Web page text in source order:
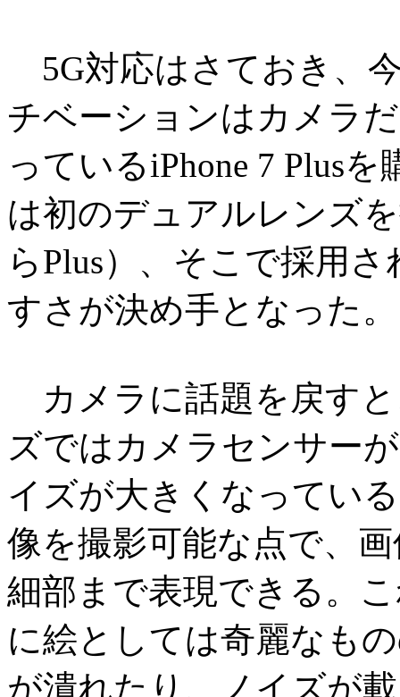
5G対応はさておき、
チベーションはカメラ
っているiPhone 7 Plus
は初のデュアルレンズ
らPlus）、そこで採用
すさが決め手となった。
カメラに話題を戻すと
ズではカメラセンサー
イズが大きくなってい
像を撮影可能な点で、
細部まで表現できる。
に絵としては奇麗なも
が潰れたり、ノイズが